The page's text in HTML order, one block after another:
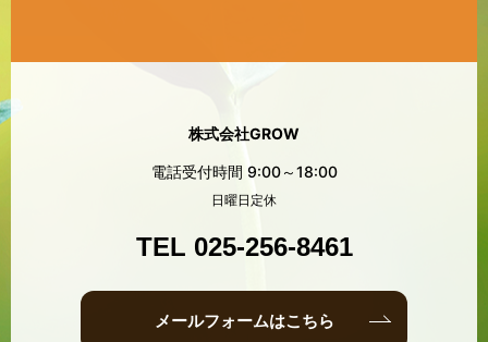
株式会社GROW
電話受付時間 9:00～18:00
日曜日定休
TEL 025-256-8461
メールフォームはこちら